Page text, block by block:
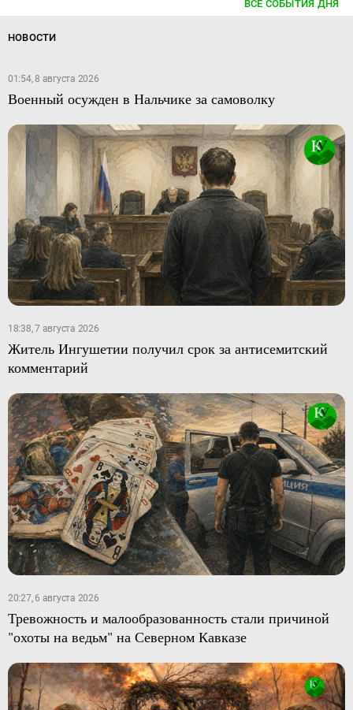
ВСЕ СОБЫТИЯ ДНЯ
НОВОСТИ
01:54, 8 августа 2026
Военный осужден в Нальчике за самоволку
18:38, 7 августа 2026
Житель Ингушетии получил срок за антисемитский
комментарий
20:27, 6 августа 2026
Тревожность и малообразованность стали причиной
"охоты на ведьм" на Северном Кавказе